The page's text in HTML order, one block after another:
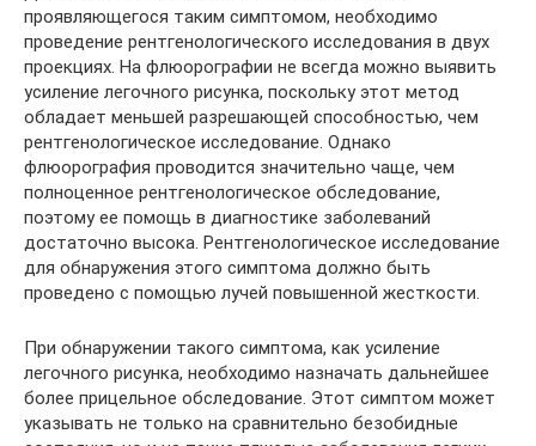
проявляющегося таким симптомом, необходимо
проведение рентгенологического исследования в двух
проекциях. На флюорографии не всегда можно выявить
усиление легочного рисунка, поскольку этот метод
обладает меньшей разрешающей способностью, чем
рентгенологическое исследование. Однако
флюорография проводится значительно чаще, чем
полноценное рентгенологическое обследование,
поэтому ее помощь в диагностике заболеваний
достаточно высока. Рентгенологическое исследование
для обнаружения этого симптома должно быть
проведено с помощью лучей повышенной жесткости.
При обнаружении такого симптома, как усиление
легочного рисунка, необходимо назначать дальнейшее
более прицельное обследование. Этот симптом может
указывать не только на сравнительно безобидные